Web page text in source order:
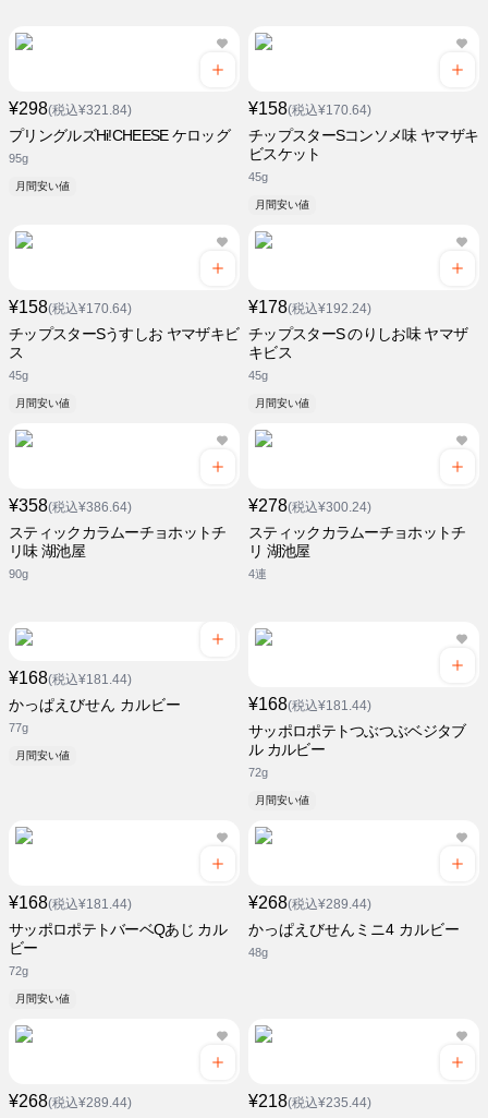
¥298(税込¥321.84)
プリングルズHi!CHEESE ケロッグ
95g
月間安い値
¥158(税込¥170.64)
チップスターSコンソメ味 ヤマザキ
ビスケット
45g
月間安い値
¥158(税込¥170.64)
チップスターSうすしお ヤマザキビ
ス
45g
月間安い値
¥178(税込¥192.24)
チップスターS のりしお味 ヤマザ
キビス
45g
月間安い値
¥358(税込¥386.64)
スティックカラムーチョホットチ
リ味 湖池屋
90g
¥278(税込¥300.24)
スティックカラムーチョホットチ
リ 湖池屋
4連
¥168(税込¥181.44)
かっぱえびせん カルビー
77g
月間安い値
¥168(税込¥181.44)
サッポロポテトつぶつぶベジタブ
ル カルビー
72g
月間安い値
¥168(税込¥181.44)
サッポロポテトバーベQあじ カル
ビー
72g
月間安い値
¥268(税込¥289.44)
かっぱえびせんミニ4 カルビー
48g
¥268(税込¥289.44) ¥218(税込¥235.44)